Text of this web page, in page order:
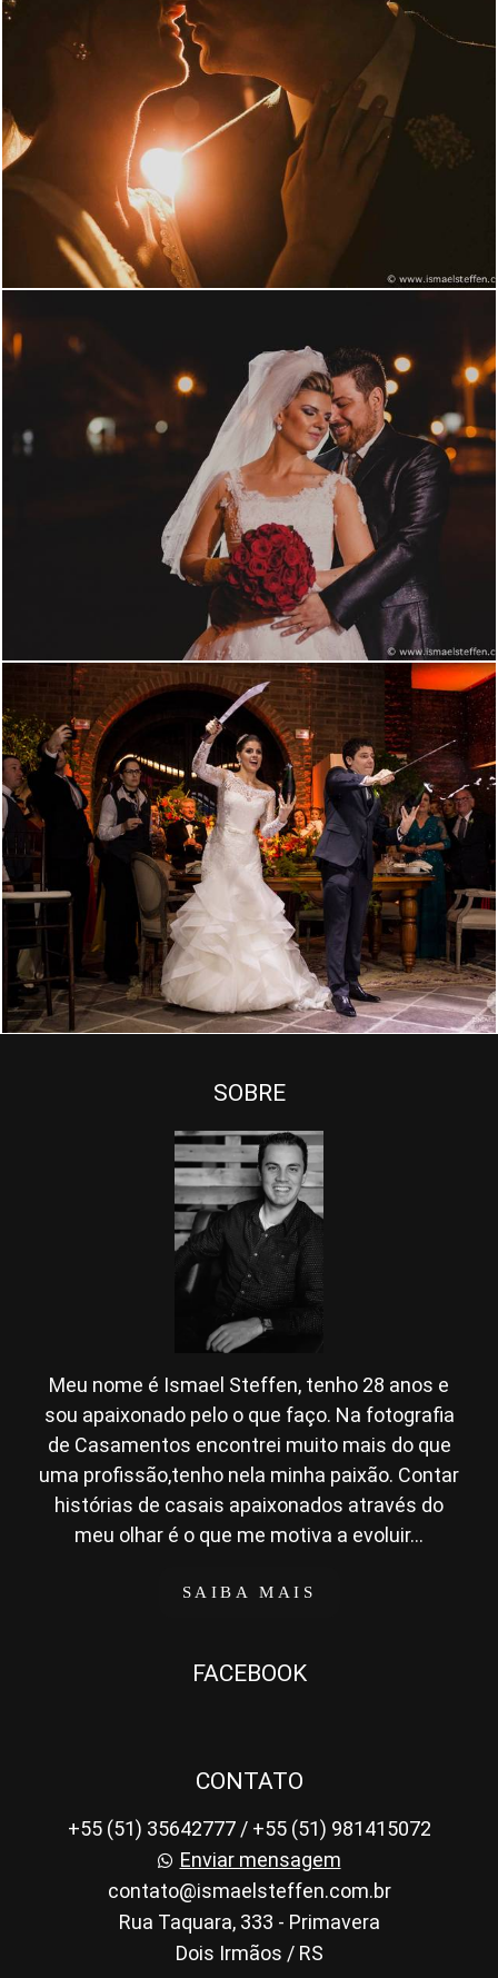
2638
2511 9
SOBRE
Meu nome é Ismael Steffen, tenho 28 anos e
sou apaixonado pelo o que faço. Na fotografia
de Casamentos encontrei muito mais do que
uma profissão,tenho nela minha paixão. Contar
histórias de casais apaixonados através do
meu olhar é o que me motiva a evoluir...
SAIBA MAIS
FACEBOOK
CONTATO
+55 (51) 35642777 / +55 (51) 981415072
Enviar mensagem
contato@ismaelsteffen.com.br
Rua Taquara, 333 - Primavera
Dois Irmãos / RS